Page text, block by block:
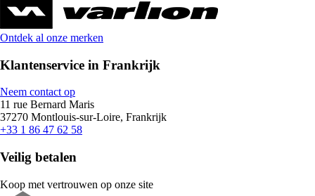
Ontdek al onze merken
Klantenservice in Frankrijk
Neem contact op
11 rue Bernard Maris
37270 Montlouis-sur-Loire, Frankrijk
+33 1 86 47 62 58
Veilig betalen
Koop met vertrouwen op onze site